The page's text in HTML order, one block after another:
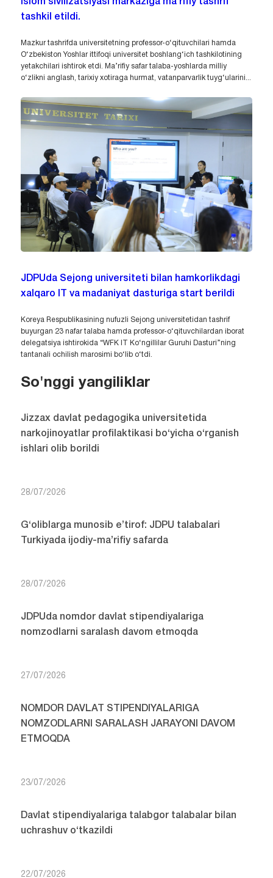
tashkil etildi.
Mazkur tashrifda universitetning professor-o‘qituvchilari hamda
O‘zbekiston Yoshlar ittifoqi universitet boshlang‘ich tashkilotining
yetakchilari ishtirok etdi. Ma’rifiy safar talaba-yoshlarda milliy
o‘zlikni anglash, tarixiy xotiraga hurmat, vatanparvarlik tuyg‘ularini...
JDPUda Sejong universiteti bilan hamkorlikdagi
xalqaro IT va madaniyat dasturiga start berildi
Koreya Respublikasining nufuzli Sejong universitetidan tashrif
buyurgan 23 nafar talaba hamda professor-o‘qituvchilardan iborat
delegatsiya ishtirokida “WFK IT Ko‘ngillilar Guruhi Dasturi”ning
tantanali ochilish marosimi bo‘lib o‘tdi.
So'nggi yangiliklar
Jizzax davlat pedagogika universitetida
narkojinoyatlar profilaktikasi bo‘yicha o‘rganish
ishlari olib borildi
28/07/2026
G‘oliblarga munosib e’tirof: JDPU talabalari
Turkiyada ijodiy-ma’rifiy safarda
28/07/2026
JDPUda nomdor davlat stipendiyalariga
nomzodlarni saralash davom etmoqda
27/07/2026
NOMDOR DAVLAT STIPENDIYALARIGA
NOMZODLARNI SARALASH JARAYONI DAVOM
ETMOQDA
23/07/2026
Davlat stipendiyalariga talabgor talabalar bilan
uchrashuv o‘tkazildi
22/07/2026